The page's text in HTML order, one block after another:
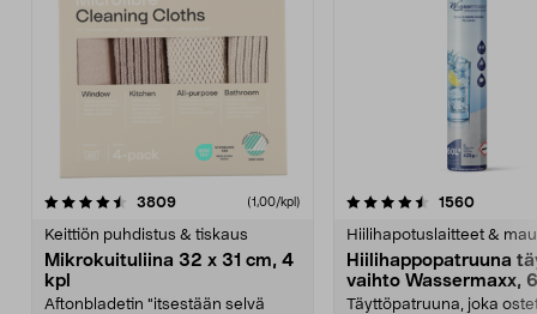
3809arvostelut (1,00/kpl)
Keittiön puhdistus & tiskaus
Mikrokuituliina 32 x 31 cm, 4
kpl
Aftonbladetin "itsestään selvä
4.5viidestä
1560
Hiilihapotuslaitteet &
Hiilihappopatruuna
vaihto Wassermaxx,
Täyttöpatruuna, joka
4.5viidestä